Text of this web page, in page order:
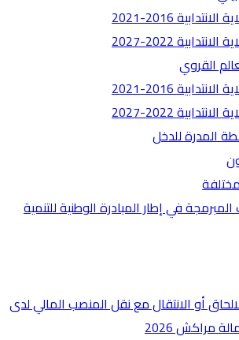
الانتدابية 2016-2021
الانتدابية 2022-2027
القروي
الانتدابية 2016-2021
الانتدابية 2022-2027
المدرة للدخل
المبرمجة في إطار المبادرة الوطنية للتنمية
أو الانتقال مع نقل المنصب المالي لدى
مراكش 2026